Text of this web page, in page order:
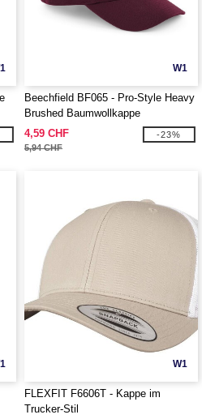
W1
Beechfield BF065 - Pro-Style Heavy
Brushed Baumwollkappe
4,59 CHF
5,94 CHF
-23%
W1
FLEXFIT F6606T - Kappe im
Trucker-Stil